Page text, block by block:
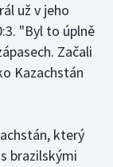
už v jeho
"Byl to úplně
Začali
Kazachstán
který
brazilskými